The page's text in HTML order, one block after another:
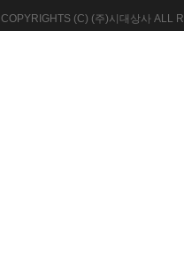
COPYRIGHTS (C) (주)시대상사 ALL